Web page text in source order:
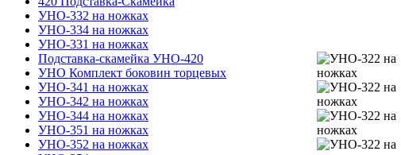
УНО-332 на ножках
УНО-334 на ножках
УНО-331 на ножках
Подставка-скамейка УНО-420
УНО Комплект боковин торцевых
УНО-341 на ножках
УНО-342 на ножках
УНО-344 на ножках
УНО-351 на ножках
УНО-352 на ножках